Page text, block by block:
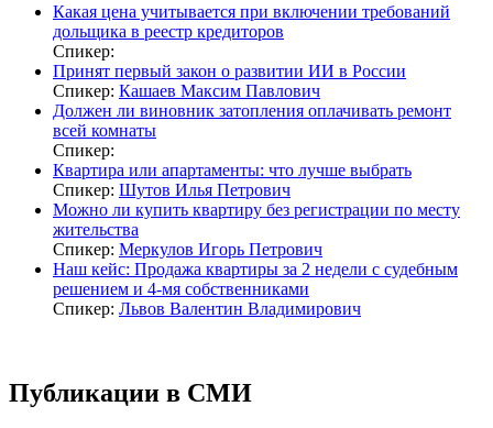
Какая цена учитывается при включении требований
дольщика в реестр кредиторов
Спикер:
Принят первый закон о развитии ИИ в России
Спикер: Кашаев Максим Павлович
Должен ли виновник затопления оплачивать ремонт
всей комнаты
Спикер:
Квартира или апартаменты: что лучше выбрать
Спикер: Шутов Илья Петрович
Можно ли купить квартиру без регистрации по месту
жительства
Спикер: Меркулов Игорь Петрович
Наш кейс: Продажа квартиры за 2 недели с судебным
решением и 4-мя собственниками
Спикер: Львов Валентин Владимирович
Публикации в СМИ